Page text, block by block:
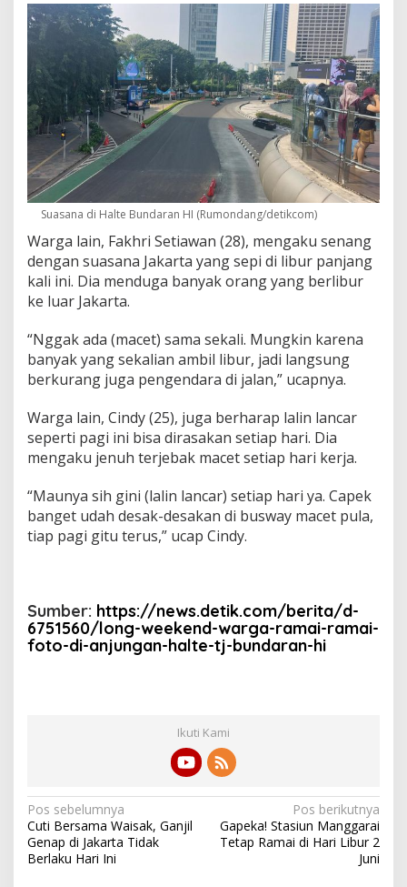
Suasana di Halte Bundaran HI (Rumondang/detikcom)
Warga lain, Fakhri Setiawan (28), mengaku senang
dengan suasana Jakarta yang sepi di libur panjang
kali ini. Dia menduga banyak orang yang berlibur
ke luar Jakarta.
“Nggak ada (macet) sama sekali. Mungkin karena
banyak yang sekalian ambil libur, jadi langsung
berkurang juga pengendara di jalan,” ucapnya.
Warga lain, Cindy (25), juga berharap lalin lancar
seperti pagi ini bisa dirasakan setiap hari. Dia
mengaku jenuh terjebak macet setiap hari kerja.
“Maunya sih gini (lalin lancar) setiap hari ya. Capek
banget udah desak-desakan di busway macet pula,
tiap pagi gitu terus,” ucap Cindy.
Sumber: https://news.detik.com/berita/d-
6751560/long-weekend-warga-ramai-ramai-
foto-di-anjungan-halte-tj-bundaran-hi
Ikuti Kami
N
a
v
Pos sebelumnya
Cuti Bersama Waisak, Ganjil
Genap di Jakarta Tidak
Berlaku Hari Ini
Pos berikutnya
Gapeka! Stasiun Manggarai
Tetap Ramai di Hari Libur 2
Juni